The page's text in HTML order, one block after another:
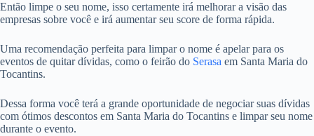
Então limpe o seu nome, isso certamente irá melhorar a visão das
empresas sobre você e irá aumentar seu score de forma rápida.
Uma recomendação perfeita para limpar o nome é apelar para os
eventos de quitar dívidas, como o feirão do Serasa em Santa Maria do
Tocantins.
Dessa forma você terá a grande oportunidade de negociar suas dívidas
com ótimos descontos em Santa Maria do Tocantins e limpar seu nome
durante o evento.